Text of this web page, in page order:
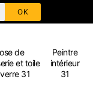
de
et toile
31
Peintre
intérieur
31